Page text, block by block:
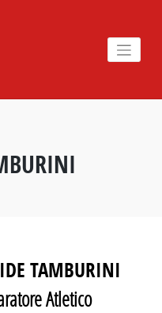
TAMBURINI
Atletico